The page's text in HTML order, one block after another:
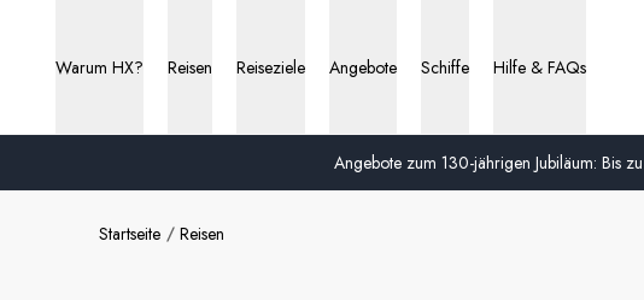
Angebote zum 130-jährigen Jubiläum: Bis
Warum HX? Reisen Reiseziele Angebote Schiffe Hilfe & FAQs
Startseite Reisen